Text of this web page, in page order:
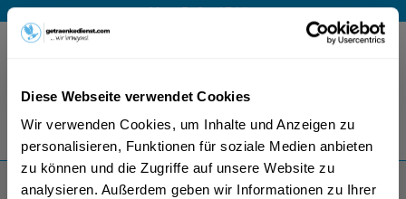
Diese Webseite verwendet Cookies
Wir verwenden Cookies, um Inhalte und Anzeigen zu
personalisieren, Funktionen für soziale Medien anbieten
zu können und die Zugriffe auf unsere Website zu
analysieren. Außerdem geben wir Informationen zu Ihrer
Mo – Fr 9 – 17 Uhr
Menü
Bestellung widerrufen
Es gilt unsere Datenschutzerklärung